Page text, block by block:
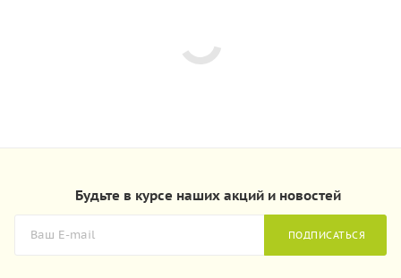
Будьте в курсе наших акций и новостей
ПОДПИСАТЬСЯ